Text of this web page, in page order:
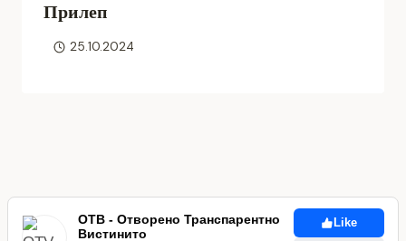
Прилеп
25.10.2024
ОТВ - Отворено Транспарентно
Вистинито
Like